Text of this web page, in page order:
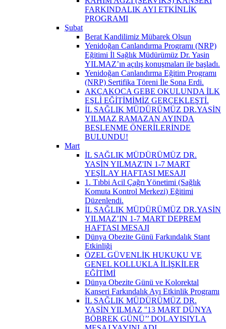
FARKINDALIK AYI ETKİNLİK
PROGRAMI
Şubat
Berat Kandilimiz Mübarek Olsun
Yenidoğan Canlandırma Programı (NRP)
Eğitimi İl Sağlık Müdürümüz Dr. Yasin
YILMAZ’ın açılış konuşmaları ile başladı.
Yenidoğan Canlandırma Eğitim Programı
(NRP) Sertifika Töreni İle Sona Erdi.
AKÇAKOCA GEBE OKULUNDA İLK
EŞLİ EĞİTİMİMİZ GERÇEKLEŞTİ.
İL SAĞLIK MÜDÜRÜMÜZ DR.YASİN
YILMAZ RAMAZAN AYINDA
BESLENME ÖNERİLERİNDE
BULUNDU!
Mart
İL SAĞLIK MÜDÜRÜMÜZ DR.
YASİN YILMAZ'IN 1-7 MART
YEŞİLAY HAFTASI MESAJI
1. Tıbbi Acil Çağrı Yönetimi (Sağlık
Komuta Kontrol Merkezi) Eğitimi
Düzenlendi.
İL SAĞLIK MÜDÜRÜMÜZ DR.YASİN
YILMAZ’IN 1-7 MART DEPREM
HAFTASI MESAJI
Dünya Obezite Günü Farkındalık Stant
Etkinliği
ÖZEL GÜVENLİK HUKUKU VE
GENEL KOLLUKLA İLİŞKİLER
EĞİTİMİ
Dünya Obezite Günü ve Kolorektal
Kanseri Farkındalık Ayı Etkinlik Programı
İL SAĞLIK MÜDÜRÜMÜZ DR.
YASİN YILMAZ ''13 MART DÜNYA
BÖBREK GÜNÜ’’ DOLAYISIYLA